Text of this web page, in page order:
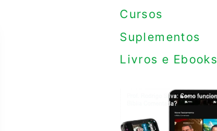
Cursos
Suplementos
Livros e Ebooks